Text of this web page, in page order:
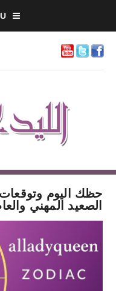
حظك اليوم
الصعيد المهني